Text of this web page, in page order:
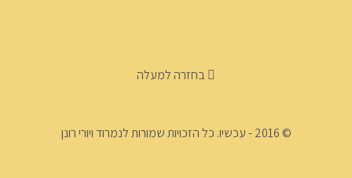
בחזרה למעלה
© 2016 - עכשיו. כל הזכויות שמורות לנמרוד ויורי רונן